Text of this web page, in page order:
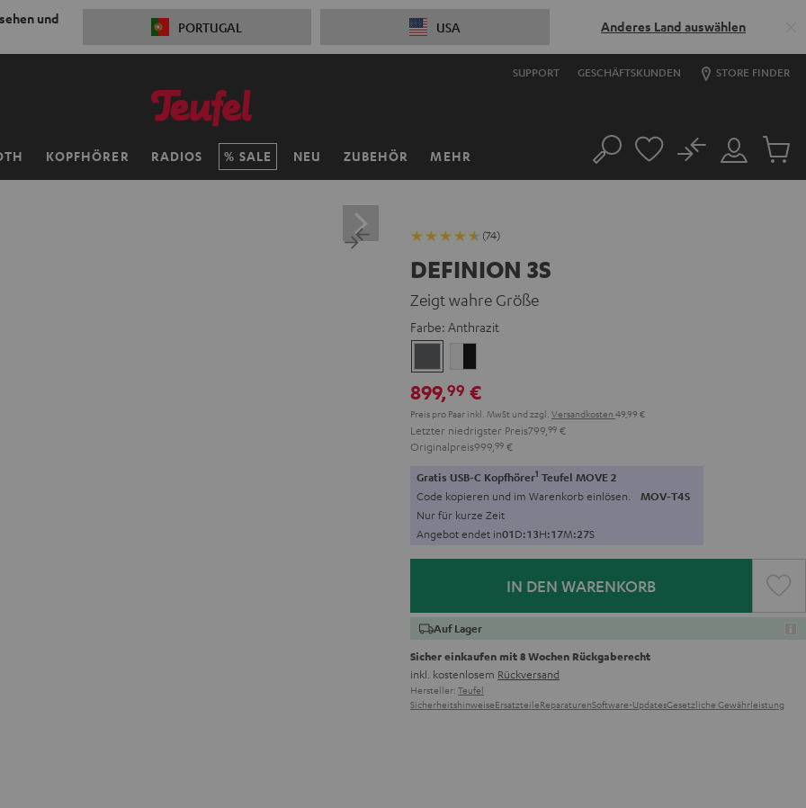
und
PORTUGAL USA Anderes Land auswählen
SUPPORT GESCHÄFTSKUNDEN STORE FINDER
KOPFHÖRER RADIOS SALE NEU ZUBEHÖR MEHR Suche
Mein
Konto
No
Artikel
(74)
DEFINION 3S
Zeigt wahre Größe
Farbe: Anthrazit
Schwarz
899,99 €
Preis pro Paar inkl. MwSt und zzgl. Versandkosten 49,99 €
Letzter niedrigster Preis799, 99 €
Originalpreis999, 99 €
Gratis USB-C Kopfhörer1 Teufel MOVE 2
Code kopieren und im Warenkorb einlösen. MOV-T4S
Nur für kurze Zeit
Angebot endet in01D:13H:17M:25S
IN DEN WARENKORB
Auf Lager
Sicher einkaufen mit 8 Wochen Rückgaberecht
inkl. kostenlosem Rückversand
Hersteller: Teufel
SicherheitshinweiseErsatzteileReparaturenSoftware-UpdatesGesetzliche Gewährleistung